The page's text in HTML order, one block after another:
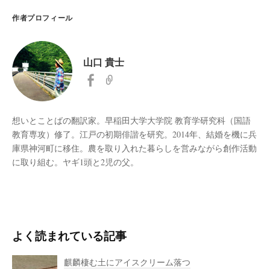
作者プロフィール
山口 貴士
想いとことばの翻訳家。早稲田大学大学院 教育学研究科（国語
教育専攻）修了。江戸の初期俳諧を研究。2014年、結婚を機に兵
庫県神河町に移住。農を取り入れた暮らしを営みながら創作活動
に取り組む。ヤギ1頭と2児の父。
よく読まれている記事
麒麟棲む土にアイスクリーム落つ